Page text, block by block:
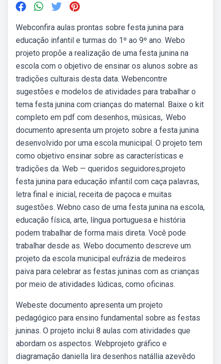
Webconfira aulas prontas sobre festa junina para
educação infantil e turmas do 1º ao 9º ano. Webo
projeto propõe a realização de uma festa junina na
escola com o objetivo de ensinar os alunos sobre as
tradições culturais desta data. Webencontre
sugestões e modelos de atividades para trabalhar o
tema festa junina com crianças do maternal. Baixe o kit
completo em pdf com desenhos, músicas,. Webo
documento apresenta um projeto sobre a festa junina
desenvolvido por uma escola municipal. O projeto tem
como objetivo ensinar sobre as características e
tradições da. Web — queridos seguidores,projeto
festa junina para educação infantil com caça palavras,
letra final e inicial, receita de paçoca e muitas
sugestões. Webno caso de uma festa junina na escola,
educação física, arte, língua portuguesa e história
podem trabalhar de forma mais direta. Você pode
trabalhar desde as. Webo documento descreve um
projeto da escola municipal eufrázia de medeiros
paiva para celebrar as festas juninas com as crianças
por meio de atividades lúdicas, como oficinas.
Webeste documento apresenta um projeto
pedagógico para ensino fundamental sobre as festas
juninas. O projeto inclui 8 aulas com atividades que
abordam os aspectos. Webprojeto gráfico e
diagramação daniella lira desenhos natállia azevêdo